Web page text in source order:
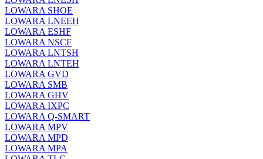
LOWARA SHOE
LOWARA LNEEH
LOWARA ESHF
LOWARA NSCF
LOWARA LNTSH
LOWARA LNTEH
LOWARA GVD
LOWARA SMB
LOWARA GHV
LOWARA IXPС
LOWARA Q-SMART
LOWARA MPV
LOWARA MPD
LOWARA MPA